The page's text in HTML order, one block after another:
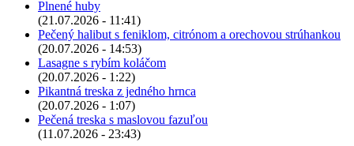
Plnené huby
(21.07.2026 - 11:41)
Pečený halibut s feniklom, citrónom a orechovou strúhankou
(20.07.2026 - 14:53)
Lasagne s rybím koláčom
(20.07.2026 - 1:22)
Pikantná treska z jedného hrnca
(20.07.2026 - 1:07)
Pečená treska s maslovou fazuľou
(11.07.2026 - 23:43)